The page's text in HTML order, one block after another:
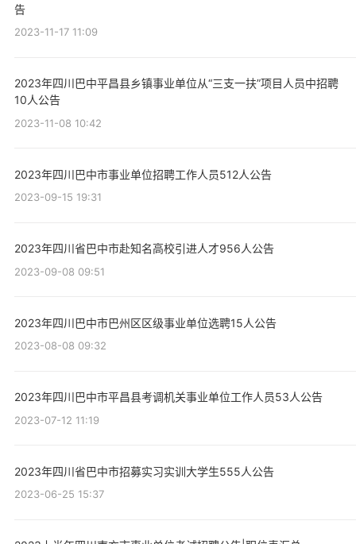
告
2023-11-17 11:09
2023年四川巴中平昌县乡镇事业单位从“三支一扶”项目人员中招聘
10人公告
2023-11-08 10:42
2023年四川巴中市事业单位招聘工作人员512人公告
2023-09-15 19:31
2023年四川省巴中市赴知名高校引进人才956人公告
2023-09-08 09:51
2023年四川巴中市巴州区区级事业单位选聘15人公告
2023-08-08 09:32
2023年四川巴中市平昌县考调机关事业单位工作人员53人公告
2023-07-12 11:19
2023年四川省巴中市招募实习实训大学生555人公告
2023-06-25 15:37